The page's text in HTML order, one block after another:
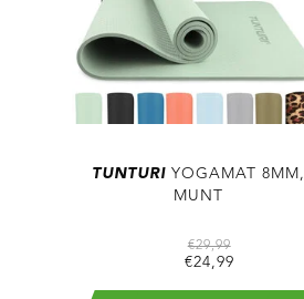
TUNTURIYOGAMAT 8MM,
MUNT
€29,99
€24,99